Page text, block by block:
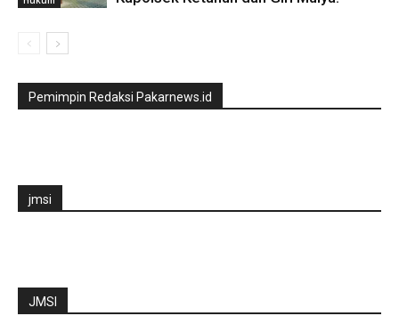
Pemimpin Redaksi Pakarnews.id
jmsi
JMSI